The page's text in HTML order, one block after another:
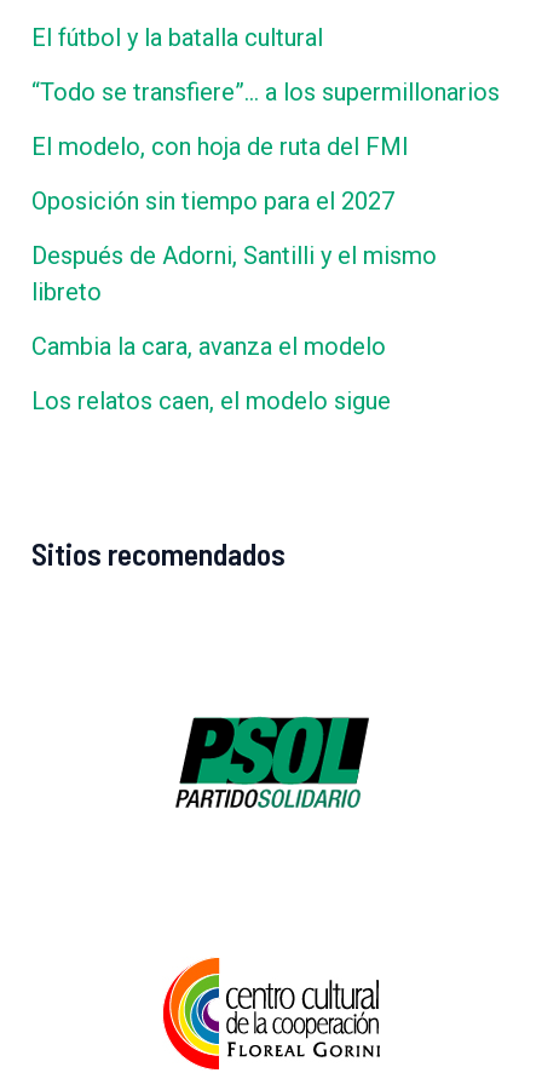
El fútbol y la batalla cultural
“Todo se transfiere”… a los supermillonarios
El modelo, con hoja de ruta del FMI
Oposición sin tiempo para el 2027
Después de Adorni, Santilli y el mismo
libreto
Cambia la cara, avanza el modelo
Los relatos caen, el modelo sigue
Sitios recomendados